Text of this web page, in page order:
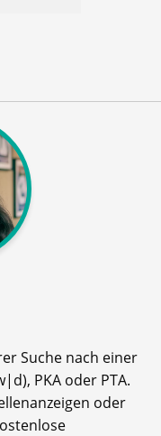
Suche nach einer
PKA oder PTA.
oder